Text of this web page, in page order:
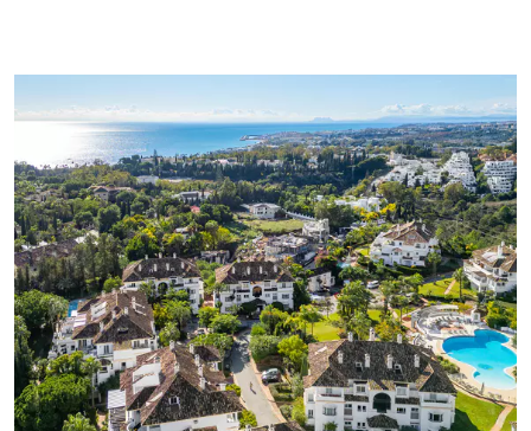
des communications de Panorama, nous vous enverrons
périodiquement des informations concernant l'évolution du
marché immobilier de Marbella, des nouvelles intéressantes
sur certains types de propriétés, de nouvelles bonnes affaires
à saisir, de nouvelles propriétés sur le marché, et Panorama
vous les proposera par email ou d'autres plateformes de
communication..